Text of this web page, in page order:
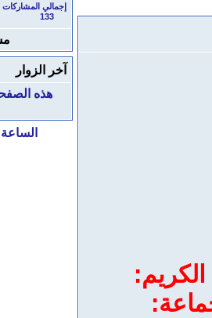
إجمالي المشاركات
133
آخر الزوار
هذه